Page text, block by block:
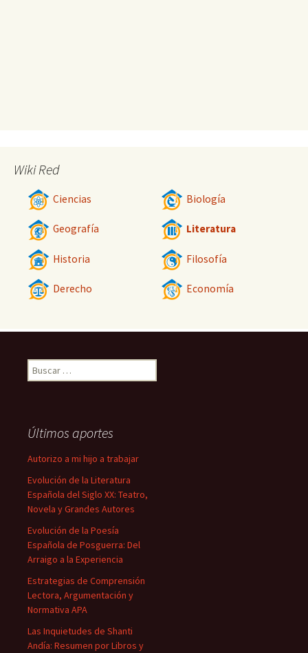
Wiki Red
Ciencias Biología
Geografía Literatura
Historia Filosofía
Derecho Economía
Buscar:
Últimos aportes
Autorizo a mi hijo a trabajar
Evolución de la Literatura
Española del Siglo XX: Teatro,
Novela y Grandes Autores
Evolución de la Poesía
Española de Posguerra: Del
Arraigo a la Experiencia
Estrategias de Comprensión
Lectora, Argumentación y
Normativa APA
Las Inquietudes de Shanti
Andía: Resumen por Libros y